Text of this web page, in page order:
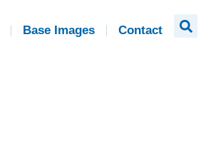
Base Images Contact